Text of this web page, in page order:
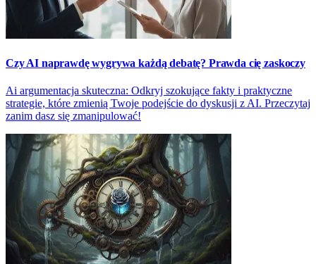
Czy AI naprawdę wygrywa każdą debatę? Prawda cię zaskoczy
Ai argumentacja skuteczna: Odkryj szokujące fakty i praktyczne
strategie, które zmienią Twoje podejście do dyskusji z AI. Przeczytaj
zanim dasz się zmanipulować!